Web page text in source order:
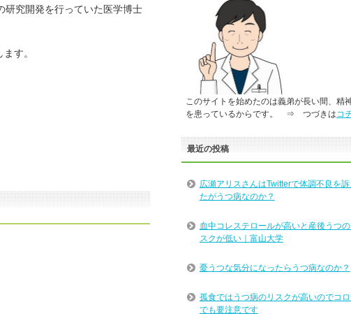
研究開発を行っていた医学博士
す。
このサイトを始めたのは義弟が長い間、精
を患っているからです。 ⇒ つづきはコ
最近の投稿
広瀬アリスさんはTwitterで体調不良を訴
たがうつ病なのか？
血中コレステロールが高いと産後うつの
スクが低い｜富山大学
憂うつな気分になったらうつ病なのか？
孤食ではうつ病のリスクが高いのでコ
でも要注意です